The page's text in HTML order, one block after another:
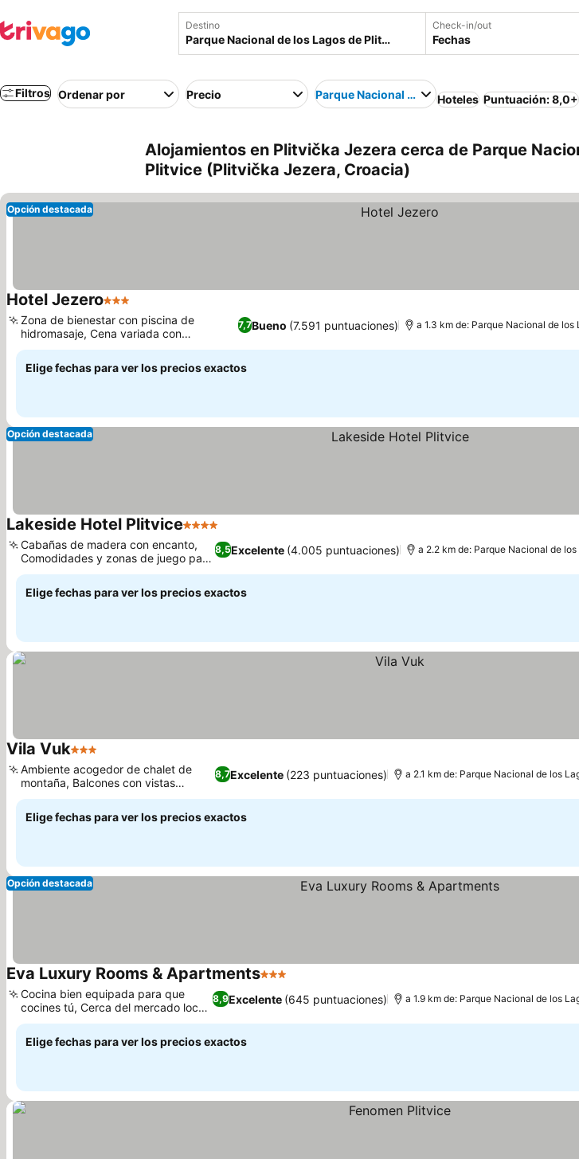
Destino Check-in/out
Fechas
Filtros Ordenar por Precio Parque Nacional de los Lagos de Plitvice
Hoteles Puntuación: 8,0+
Alojamientos en Plitvička Jezera cerca de Parque
Plitvice (Plitvička Jezera, Croacia)
Opción destacada
Hotel Jezero3 Estrellas
7,7Bueno (7.591 puntuaciones)
Zona de bienestar con piscina de
hidromasaje, Cena variada con
especialidades locales
a 1.3 km de: Parque Nacional de los
Elige fechas para ver los precios exactos
Opción destacada
Lakeside Hotel Plitvice4 Estrellas
8,5Excelente (4.005 puntuaciones)
Cabañas de madera con encanto,
Comodidades y zonas de juego para
familias
a 2.2 km de: Parque Nacional de
Elige fechas para ver los precios exactos
Vila Vuk3 Estrellas
8,7Excelente (223 puntuaciones)
Ambiente acogedor de chalet de
montaña, Balcones con vistas
panorámicas
a 2.1 km de: Parque Nacional de los
Elige fechas para ver los precios exactos
Opción destacada
Eva Luxury Rooms & Apartments3 Estrellas
8,9Excelente (645 puntuaciones)
Cocina bien equipada para que
cocines tú, Cerca del mercado local
de comida
a 1.9 km de: Parque Nacional de los
Elige fechas para ver los precios exactos